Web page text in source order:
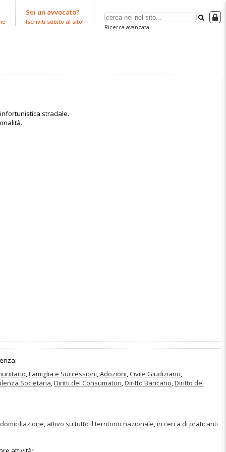
Ricerca avanzata
Sei un avvocato?
Iscriviti subito al sito!
stradale.
,Famiglia e Successioni,Adozioni,Civile Giudiziario,
Societaria,Diritti dei Consumatori,Diritto Bancario,Diritto del
domiciliazione, attivo su tutto il territorio nazionale,in cerca di praticanti